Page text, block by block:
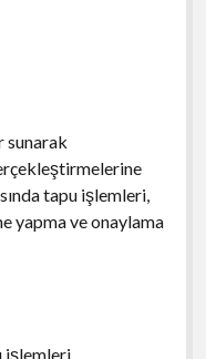
sunarak
tapu işlemleri,
yapma ve onaylama
işlemleri